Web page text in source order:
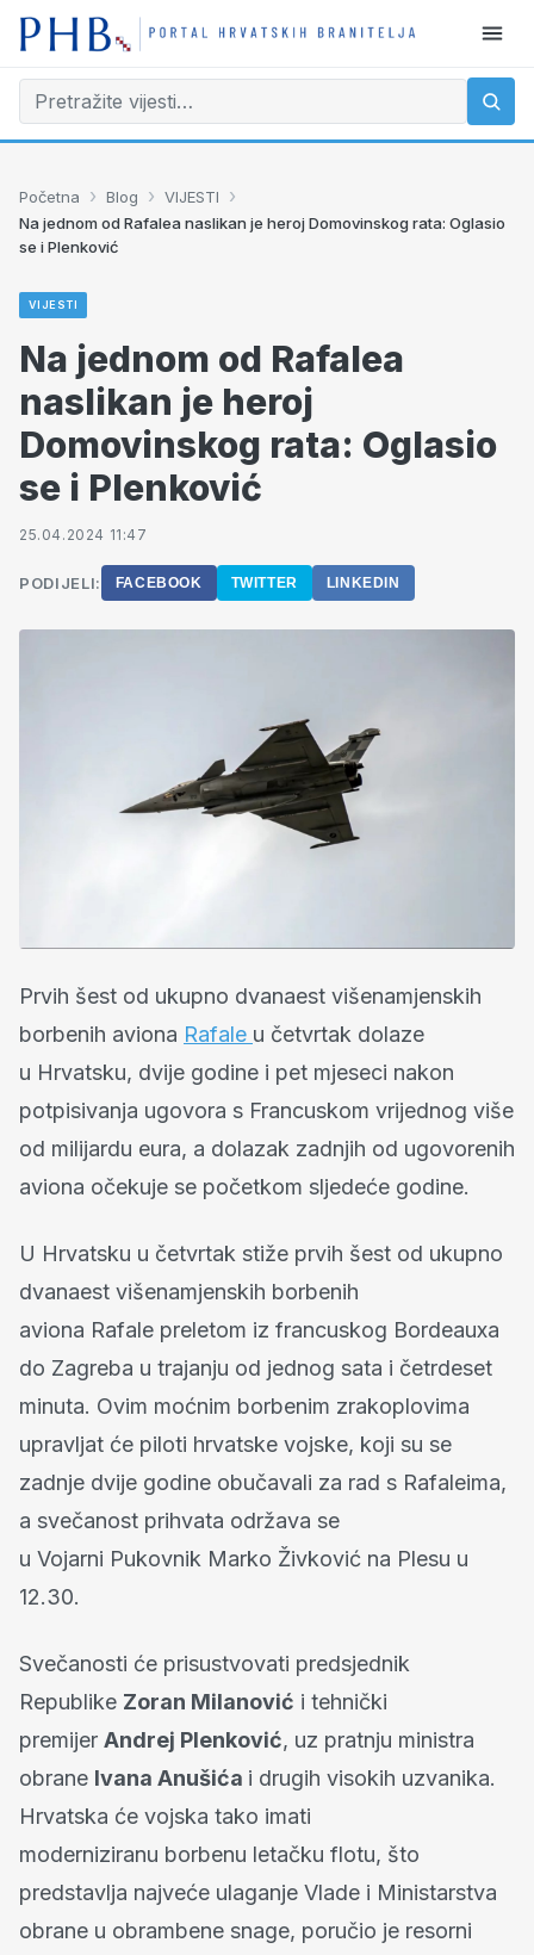
Početna › Blog › VIJESTI ›
Na jednom od Rafalea naslikan je heroj Domovinskog rata: Oglasio
se i Plenković
VIJESTI
Na jednom od Rafalea
naslikan je heroj
Domovinskog rata: Oglasio
se i Plenković
25.04.2024 11:47
PODIJELI: FACEBOOK TWITTER LINKEDIN
Prvih šest od ukupno dvanaest višenamjenskih
borbenih aviona Rafale u četvrtak dolaze
u Hrvatsku, dvije godine i pet mjeseci nakon
potpisivanja ugovora s Francuskom vrijednog više
od milijardu eura, a dolazak zadnjih od ugovorenih
aviona očekuje se početkom sljedeće godine.
U Hrvatsku u četvrtak stiže prvih šest od ukupno
dvanaest višenamjenskih borbenih
aviona Rafale preletom iz francuskog Bordeauxa
do Zagreba u trajanju od jednog sata i četrdeset
minuta. Ovim moćnim borbenim zrakoplovima
upravljat će piloti hrvatske vojske, koji su se
zadnje dvije godine obučavali za rad s Rafaleima,
a svečanost prihvata održava se
u Vojarni Pukovnik Marko Živković na Plesu u
12.30.
Svečanosti će prisustvovati predsjednik
Republike Zoran Milanović i tehnički
premijer Andrej Plenković, uz pratnju ministra
obrane Ivana Anušića i drugih visokih uzvanika.
Hrvatska će vojska tako imati
moderniziranu borbenu letačku flotu, što
predstavlja najveće ulaganje Vlade i Ministarstva
obrane u obrambene snage, poručio je resorni